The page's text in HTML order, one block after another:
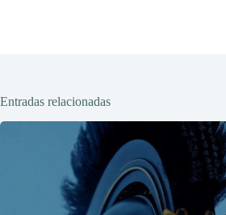
Entradas relacionadas